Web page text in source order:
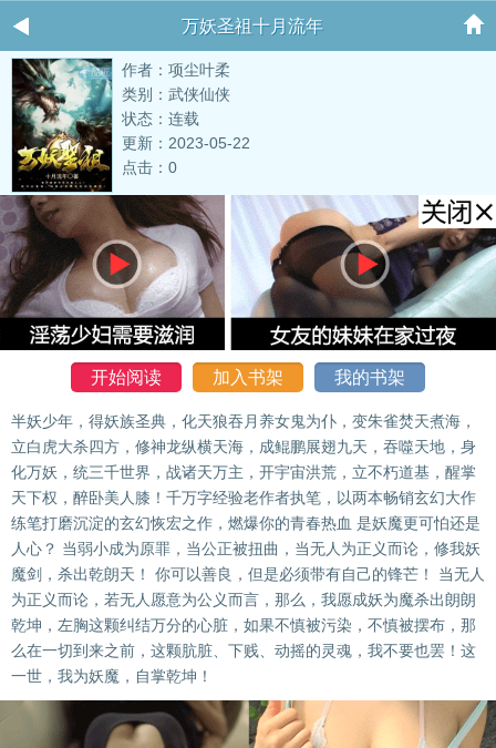
万妖圣祖十月流年
作者：项尘叶柔
类别：武侠仙侠
状态：连载
更新：2023-05-22
点击：0
开始阅读 加入书架 我的书架
半妖少年，得妖族圣典，化天狼吞月养女鬼为仆，变朱雀焚天煮海，
立白虎大杀四方，修神龙纵横天海，成鲲鹏展翅九天，吞噬天地，身
化万妖，统三千世界，战诸天万主，开宇宙洪荒，立不朽道基，醒掌
天下权，醉卧美人膝！千万字经验老作者执笔，以两本畅销玄幻大作
练笔打磨沉淀的玄幻恢宏之作，燃爆你的青春热血 是妖魔更可怕还是
人心？ 当弱小成为原罪，当公正被扭曲，当无人为正义而论，修我妖
魔剑，杀出乾朗天！ 你可以善良，但是必须带有自己的锋芒！ 当无人
为正义而论，若无人愿意为公义而言，那么，我愿成妖为魔杀出朗朗
乾坤，左胸这颗纠结万分的心脏，如果不慎被污染，不慎被摆布，那
么在一切到来之前，这颗肮脏、下贱、动摇的灵魂，我不要也罢！这
一世，我为妖魔，自掌乾坤！